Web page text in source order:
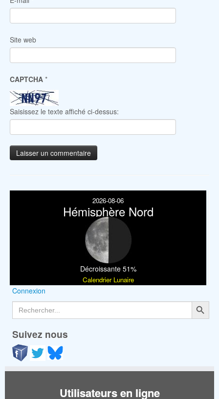
Site web
CAPTCHA *
Saisissez le texte affiché ci-dessus:
2026-08-06
Hémisphère Nord
Décroissante 51%
Calendrier Lunaire
Connexion
Search
for:
Search Button
Suivez nous
Utilisateurs en ligne